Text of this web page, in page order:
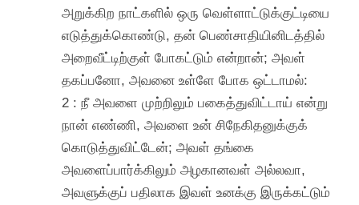
அறுக்கிற நாட்களில் ஒரு வெள்ளாட்டுக்குட்டியை
எடுத்துக்கொண்டு, தன் பெண்சாதியினிடத்தில்
அறைவீட்டிற்குள் போகட்டும் என்றான்; அவள்
தகப்பனோ, அவனை உள்ளே போக ஒட்டாமல்:
2 : நீ அவளை முற்றிலும் பகைத்துவிட்டாய் என்று
நான் எண்ணி, அவளை உன் சிநேகிதனுக்குக்
கொடுத்துவிட்டேன்; அவள் தங்கை
அவளைப்பார்க்கிலும் அழகானவள் அல்லவா,
அவளுக்குப் பதிலாக இவள் உனக்கு இருக்கட்டும்